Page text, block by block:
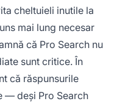
cheltuieli inutile la
mai lung necesar
că Pro Search nu
sunt critice. În
că răspunsurile
— deși Pro Search